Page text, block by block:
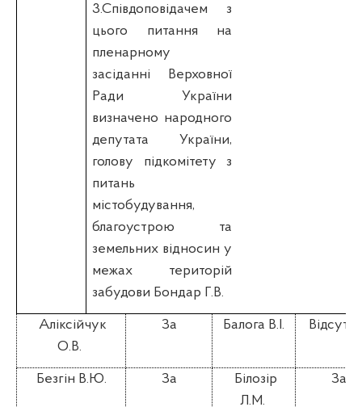
3.Співдоповідачем з
цього питання на
пленарному
засіданні Верховної
Ради України
визначено народного
депутата України,
голову підкомітету з
питань
містобудування,
благоустрою та
земельних відносин у
межах територій
забудови Бондар Г.В.
Аліксійчук
О.В.
За Балога В.І.
Безгін В.Ю. За
Білозір
Л.М.
За